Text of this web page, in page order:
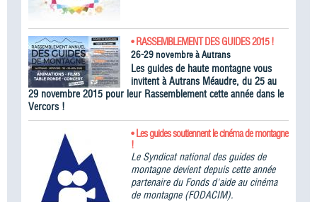
• RASSEMBLEMENT DES GUIDES 2015 !
26-29 novembre à Autrans
Les guides de haute montagne vous
invitent à Autrans Méaudre, du 25 au
29 novembre 2015 pour leur Rassemblement cette année dans le
Vercors !
• Les guides soutiennent le cinéma de montagne
!
Le Syndicat national des guides de
montagne devient depuis cette année
partenaire du Fonds d'aide au cinéma
de montagne (FODACIM).